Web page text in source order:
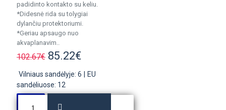
padidinto kontakto su keliu.
*Didesnė rida su tolygiai
dylančiu protektoriumi.
*Geriau apsaugo nuo
akvaplanavim..
102.67€ 85.22€
Vilniaus sandėlyje: 6
EU
sandėliuose: 12